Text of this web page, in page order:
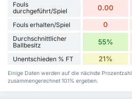
Fouls
durchgeführt/Spiel
0.00
Fouls erhalten/Spiel 0
Durchschnittlicher
Ballbesitz
55%
Unentschieden % FT 21%
Einige Daten werden auf die nächste
zusammengerechnet 101% ergeben.